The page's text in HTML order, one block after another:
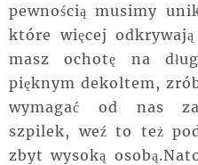
pewnością musimy
które więcej
masz ochotę na
pięknym dekoltem,
wymagać od nas
szpilek, weź to też
zbyt wysoką